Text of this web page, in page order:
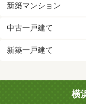
新築マンション
中古一戸建て
新築一戸建て
横